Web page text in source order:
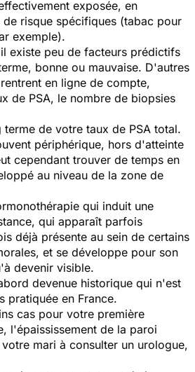
exposée, en
risque spécifiques (tabac pour
exemple).
existe peu de facteurs prédictifs
bonne ou mauvaise. D'autres
en ligne de compte,
de PSA, le nombre de biopsies
terme de votre taux de PSA total.
périphérique, hors d'atteinte
cependant trouver de temps en
au niveau de la zone de
qui induit une
qui apparaît parfois
déjà présente au sein de certains
et se développe pour son
devenir visible.
devenue historique qui n'est
pratiquée en France.
cas pour votre première
l'épaississement de la paroi
mari à consulter un urologue,